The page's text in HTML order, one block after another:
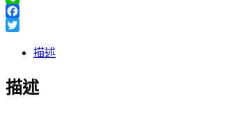
Line
Facebook
描述
描述